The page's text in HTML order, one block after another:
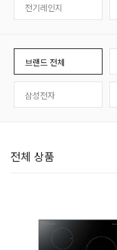
전기레인지
브랜드 전체
삼성전자
전체 상품